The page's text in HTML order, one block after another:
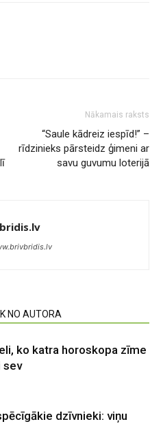
Nākamais raksts
“Saule kādreiz iespīd!” –
rīdzinieks pārsteidz ģimeni ar
savu guvumu loterijā
NO AUTORA
ko katra horoskopa zīme
sev
dzīvnieki: viņu